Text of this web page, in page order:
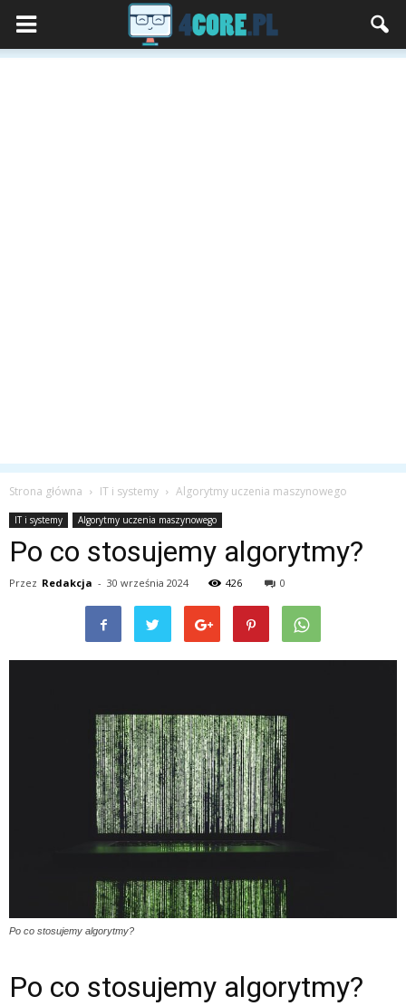
Strona główna IT i systemy Algorytmy uczenia maszynowego
IT i systemy Algorytmy uczenia maszynowego
Po co stosujemy algorytmy?
Przez Redakcja - 30 września 2024 426 0
Po co stosujemy algorytmy?
Po co stosujemy algorytmy?